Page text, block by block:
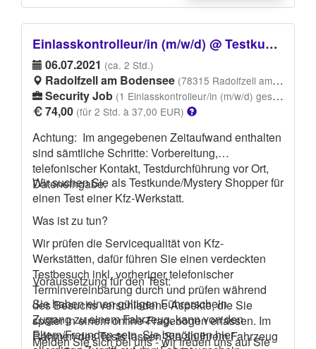
Einlasskontrolleur/in (m/w/d) @ Testkunde für Auto-Sicherheitscheck gesucht
06.07.2021 (ca. 2 Std.)
Radolfzell am Bodensee (78315 Radolfzell am Bodensee)
Security Job (1 Einlasskontrolleur/in (m/w/d) gesucht)
74,00 (für 2 Std. à 37,00 EUR)
Achtung: Im angegebenen Zeitaufwand enthalten
sind sämtliche Schritte: Vorbereitung,
telefonischer Kontakt, Testdurchführung vor Ort,
Dateneingabe.
Wir suchen Sie als Testkunde/Mystery Shopper für
einen Test einer Kfz-Werkstatt.
Was ist zu tun?
Wir prüfen die Servicequalität von Kfz-
Werkstätten, dafür führen Sie einen verdeckten
Testbesuch inkl. vorheriger telefonischer
Terminvereinbarung durch und prüfen während
des Besuchs verschiedene Aspekte, die Sie
später in einem online-Fragebogen erfassen. Im
Rahmen des Tests lassen Sie an Ihrem Fahrzeug
Voraussetzung für den Test:
Sie haben einen gültigen Führerschein
Zugang zu einem Fahrzeug, kann von den
Eltern/Freunden sein. Sie benötigen hier
Melden Sie sich bei uns - wir freuen uns auf Sie